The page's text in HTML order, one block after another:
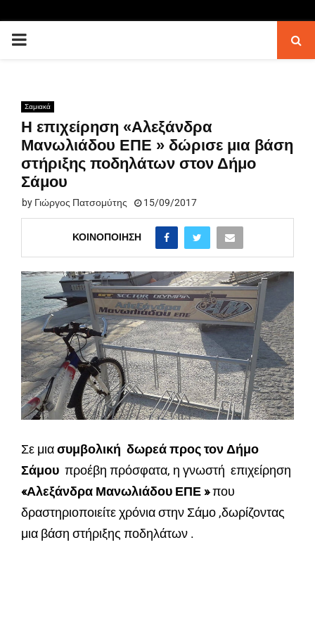
PRIMARY
Σαμιακά
Η επιχείρηση «Αλεξάνδρα
Μανωλιάδου ΕΠΕ » δώρισε μια βάση
στήριξης ποδηλάτων στον Δήμο
Σάμου
by Γιώργος Πατσομύτης 15/09/2017
ΚΟΙΝΟΠΟΊΗΣΗ
Σε μιασυμβολική δωρεά προς τον Δήμο
Σάμου προέβη πρόσφατα, η γνωστή επιχείρηση
«Αλεξάνδρα Μανωλιάδου ΕΠΕ »που
δραστηριοποιείτε χρόνια στην Σάμο ,δωρίζοντας
μια βάση στήριξης ποδηλάτων .